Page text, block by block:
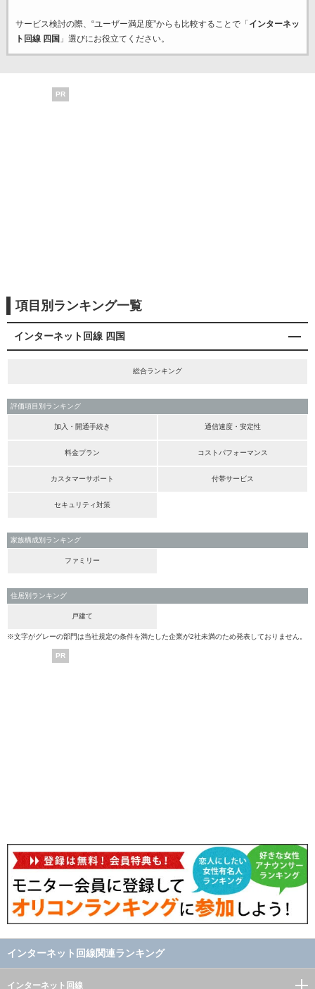
サービス検討の際、“ユーザー満足度”からも比較することで「 インターネッ
ト回線 四国 」選びにお役立てください。
PR
項目別ランキング一覧
インターネット回線 四国
総合ランキング
評価項目別ランキング
加入・開通手続き 通信速度・安定性
料金プラン コストパフォーマンス
カスタマーサポート 付帯サービス
セキュリティ対策
家族構成別ランキング
ファミリー
住居別ランキング
戸建て
※文字がグレーの部門は当社規定の条件を満たした企業が2社未満のため発表しておりません。
PR
インターネット回線関連ランキング
インターネット回線